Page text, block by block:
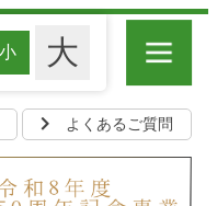
よくあるご質問